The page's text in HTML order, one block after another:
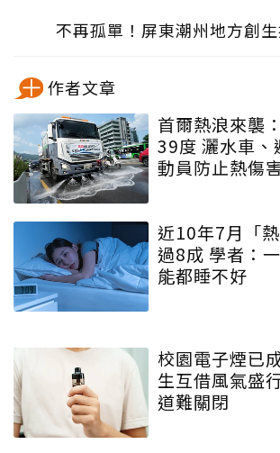
不再孤單！屏東潮州地方創
作者文章
首爾熱浪來襲
39度 灑水車、
動員防止熱傷
近10年7月「
過8成 學者：
能都睡不好
校園電子煙已
生互借風氣盛
道難關閉